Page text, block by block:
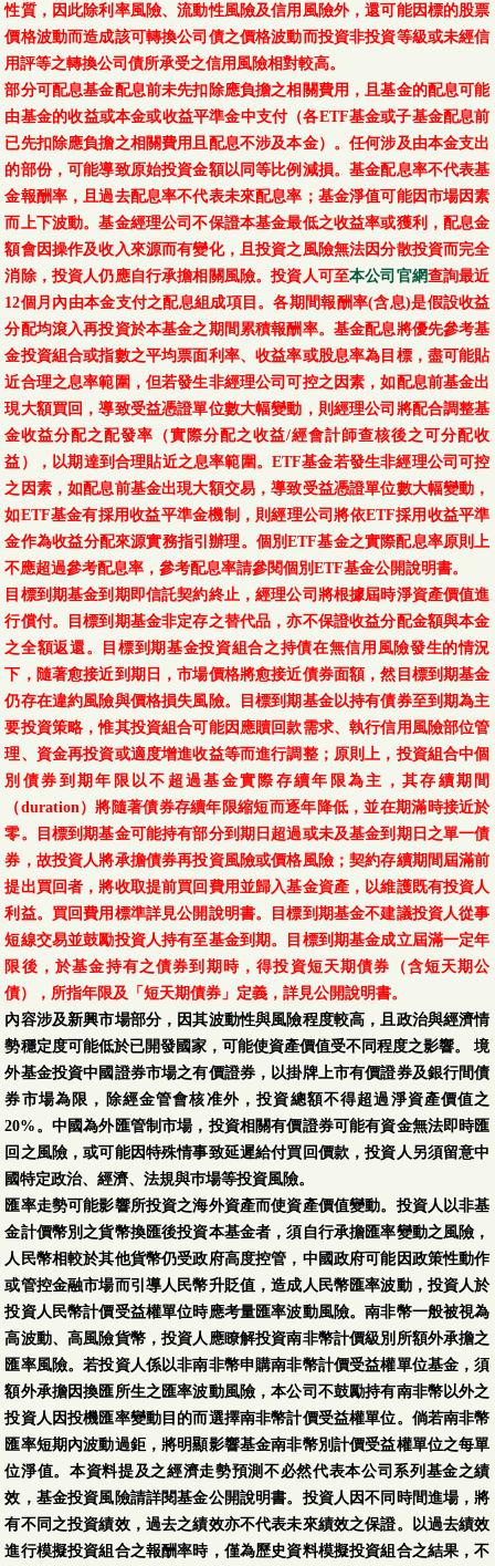
性質，因此除利率風險、流動性風險及信用風險外，還可能因標的股票
價格波動而造成該可轉換公司債之價格波動而投資非投資等級或未經信
用評等之轉換公司債所承受之信用風險相對較高。
部分可配息基金配息前未先扣除應負擔之相關費用，且基金的配息可能
由基金的收益或本金或收益平準金中支付（各ETF基金或子基金配息前
已先扣除應負擔之相關費用且配息不涉及本金）。任何涉及由本金支出
的部份，可能導致原始投資金額以同等比例減損。基金配息率不代表基
金報酬率，且過去配息率不代表未來配息率；基金淨值可能因市場因素
而上下波動。基金經理公司不保證本基金最低之收益率或獲利，配息金
額會因操作及收入來源而有變化，且投資之風險無法因分散投資而完全
消除，投資人仍應自行承擔相關風險。投資人可至本公司官網查詢最近
12個月內由本金支付之配息組成項目。各期間報酬率(含息)是假設收益
分配均滾入再投資於本基金之期間累積報酬率。基金配息將優先參考基
金投資組合或指數之平均票面利率、收益率或股息率為目標，盡可能貼
近合理之息率範圍，但若發生非經理公司可控之因素，如配息前基金出
現大額買回，導致受益憑證單位數大幅變動，則經理公司將配合調整基
金收益分配之配發率（實際分配之收益/經會計師查核後之可分配收
益），以期達到合理貼近之息率範圍。ETF基金若發生非經理公司可控
之因素，如配息前基金出現大額交易，導致受益憑證單位數大幅變動，
如ETF基金有採用收益平準金機制，則經理公司將依ETF採用收益平準
金作為收益分配來源實務指引辦理。個別ETF基金之實際配息率原則上
不應超過參考配息率，參考配息率請參閱個別ETF基金公開說明書。
目標到期基金到期即信託契約終止，經理公司將根據屆時淨資產價值進
行償付。目標到期基金非定存之替代品，亦不保證收益分配金額與本金
之全額返還。目標到期基金投資組合之持債在無信用風險發生的情況
下，隨著愈接近到期日，市場價格將愈接近債券面額，然目標到期基金
仍存在違約風險與價格損失風險。目標到期基金以持有債券至到期為主
要投資策略，惟其投資組合可能因應贖回款需求、執行信用風險部位管
理、資金再投資或適度增進收益等而進行調整；原則上，投資組合中個
別債券到期年限以不超過基金實際存續年限為主，其存續期間
（duration）將隨著債券存續年限縮短而逐年降低，並在期滿時接近於
零。目標到期基金可能持有部分到期日超過或未及基金到期日之單一債
券，故投資人將承擔債券再投資風險或價格風險；契約存續期間屆滿前
提出買回者，將收取提前買回費用並歸入基金資產，以維護既有投資人
利益。買回費用標準詳見公開說明書。目標到期基金不建議投資人從事
短線交易並鼓勵投資人持有至基金到期。目標到期基金成立屆滿一定年
限後，於基金持有之債券到期時，得投資短天期債券（含短天期公
債），所指年限及「短天期債券」定義，詳見公開說明書。
內容涉及新興市場部分，因其波動性與風險程度較高，且政治與經濟情
勢穩定度可能低於已開發國家，可能使資產價值受不同程度之影響。 境
外基金投資中國證券市場之有價證券，以掛牌上市有價證券及銀行間債
券市場為限，除經金管會核准外，投資總額不得超過淨資產價值之
20%。中國為外匯管制市場，投資相關有價證券可能有資金無法即時匯
回之風險，或可能因特殊情事致延遲給付買回價款，投資人另須留意中
國特定政治、經濟、法規與巿場等投資風險。
匯率走勢可能影響所投資之海外資產而使資產價值變動。投資人以非基
金計價幣別之貨幣換匯後投資本基金者，須自行承擔匯率變動之風險，
人民幣相較於其他貨幣仍受政府高度控管，中國政府可能因政策性動作
或管控金融市場而引導人民幣升貶值，造成人民幣匯率波動，投資人於
投資人民幣計價受益權單位時應考量匯率波動風險。南非幣一般被視為
高波動、高風險貨幣，投資人應瞭解投資南非幣計價級別所額外承擔之
匯率風險。若投資人係以非南非幣申購南非幣計價受益權單位基金，須
額外承擔因換匯所生之匯率波動風險，本公司不鼓勵持有南非幣以外之
投資人因投機匯率變動目的而選擇南非幣計價受益權單位。倘若南非幣
匯率短期內波動過鉅，將明顯影響基金南非幣別計價受益權單位之每單
位淨值。本資料提及之經濟走勢預測不必然代表本公司系列基金之績
效，基金投資風險請詳閱基金公開說明書。投資人因不同時間進場，將
有不同之投資績效，過去之績效亦不代表未來績效之保證。以過去績效
進行模擬投資組合之報酬率時，僅為歷史資料模擬投資組合之結果，不